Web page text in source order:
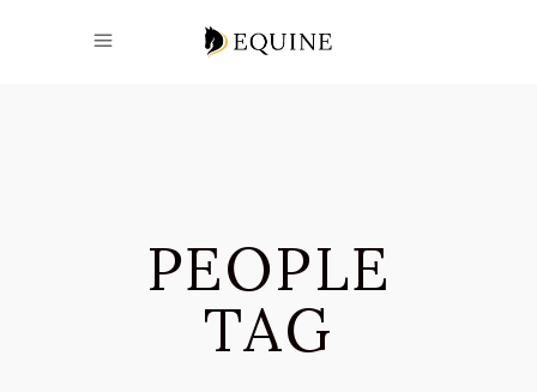
PEOPLE
TAG